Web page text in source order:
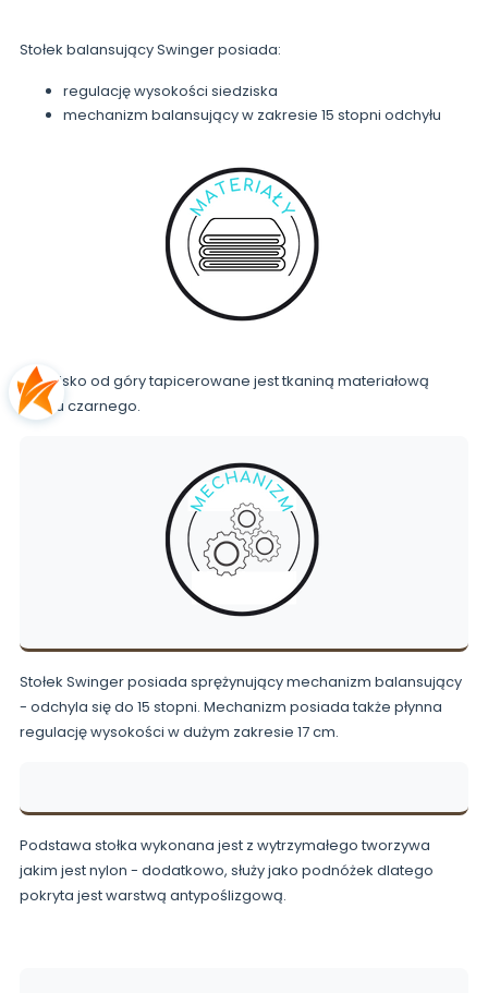
Stołek balansujący Swinger posiada:
regulację wysokości siedziska
mechanizm balansujący w zakresie 15 stopni odchyłu
Siedzisko od góry tapicerowane jest tkaniną materiałową
koloru czarnego.
Stołek Swinger posiada sprężynujący mechanizm balansujący
- odchyla się do 15 stopni. Mechanizm posiada także płynna
regulację wysokości w dużym zakresie 17 cm.
Podstawa stołka wykonana jest z wytrzymałego tworzywa
jakim jest nylon - dodatkowo, służy jako podnóżek dlatego
pokryta jest warstwą antypoślizgową.